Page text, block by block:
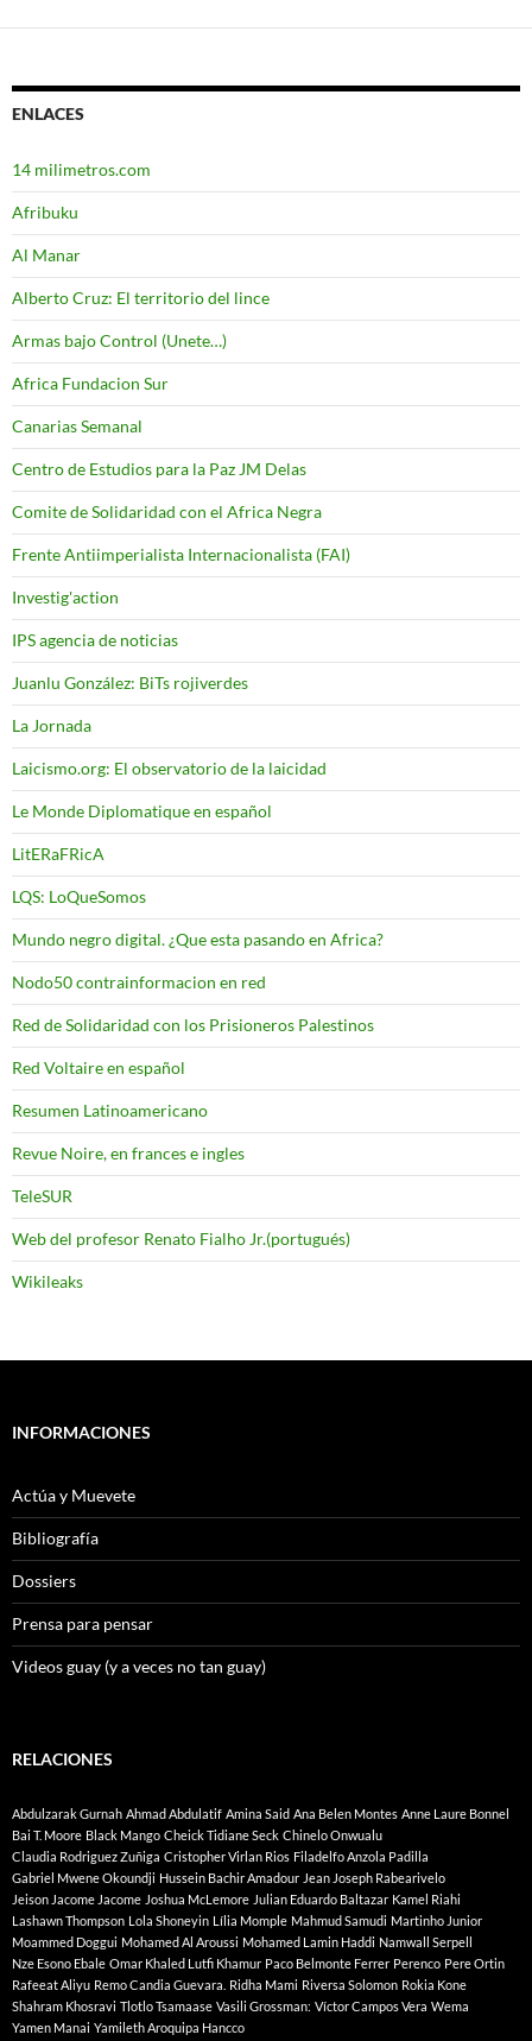
ENLACES
14 milimetros.com
Afribuku
Al Manar
Alberto Cruz: El territorio del lince
Armas bajo Control (Unete…)
Africa Fundacion Sur
Canarias Semanal
Centro de Estudios para la Paz JM Delas
Comite de Solidaridad con el Africa Negra
Frente Antiimperialista Internacionalista (FAI)
Investig'action
IPS agencia de noticias
Juanlu González: BiTs rojiverdes
La Jornada
Laicismo.org: El observatorio de la laicidad
Le Monde Diplomatique en español
LitERaFRicA
LQS: LoQueSomos
Mundo negro digital. ¿Que esta pasando en Africa?
Nodo50 contrainformacion en red
Red de Solidaridad con los Prisioneros Palestinos
Red Voltaire en español
Resumen Latinoamericano
Revue Noire, en frances e ingles
TeleSUR
Web del profesor Renato Fialho Jr.(portugués)
Wikileaks
INFORMACIONES
Actúa y Muevete
Bibliografía
Dossiers
Prensa para pensar
Videos guay (y a veces no tan guay)
RELACIONES
Abdulzarak Gurnah Ahmad Abdulatif Amina Said Ana Belen Montes Anne Laure Bonnel
Bai T. Moore Black Mango Cheick Tidiane Seck Chinelo Onwualu
Claudia Rodriguez Zuñiga Cristopher Virlan Rios Filadelfo Anzola Padilla
Gabriel Mwene Okoundji Hussein Bachir Amadour Jean Joseph Rabearivelo
Jeison Jacome Jacome Joshua McLemore Julian Eduardo Baltazar Kamel Riahi
Lashawn Thompson Lola Shoneyin Lília Momple Mahmud Samudi Martinho Junior
Moammed Doggui Mohamed Al Aroussi Mohamed Lamin Haddi Namwall Serpell
Nze Esono Ebale Omar Khaled Lutfi Khamur Paco Belmonte Ferrer Perenco Pere Ortin
Rafeeat Aliyu Remo Candia Guevara. Ridha Mami Riversa Solomon Rokia Kone
Shahram Khosravi Tlotlo Tsamaase Vasili Grossman: Víctor Campos Vera Wema
Yamen Manai Yamileth Aroquipa Hancco